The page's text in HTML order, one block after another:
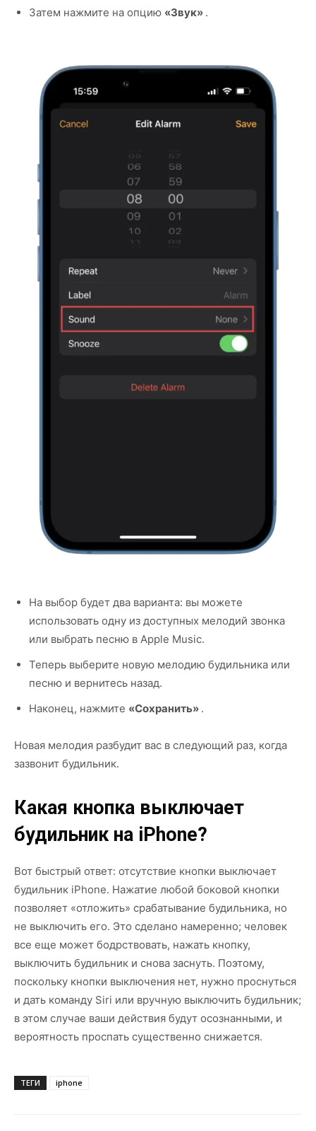
Затем нажмите на опцию «Звук» .
На выбор будет два варианта: вы можете
использовать одну из доступных мелодий звонка
или выбрать песню в Apple Music.
Теперь выберите новую мелодию будильника или
песню и вернитесь назад.
Наконец, нажмите «Сохранить» .
Новая мелодия разбудит вас в следующий раз, когда
зазвонит будильник.
Какая кнопка выключает
будильник на iPhone?
Вот быстрый ответ: отсутствие кнопки выключает
будильник iPhone. Нажатие любой боковой кнопки
позволяет «отложить» срабатывание будильника, но
не выключить его. Это сделано намеренно; человек
все еще может бодрствовать, нажать кнопку,
выключить будильник и снова заснуть. Поэтому,
поскольку кнопки выключения нет, нужно проснуться
и дать команду Siri или вручную выключить будильник;
в этом случае ваши действия будут осознанными, и
вероятность проспать существенно снижается.
ТЕГИ iphone